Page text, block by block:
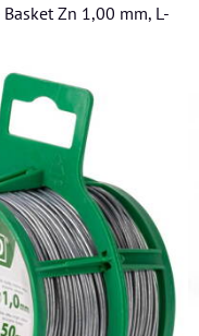
Zn 1,00 mm, L-